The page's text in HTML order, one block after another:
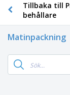
Tillbaka till
behållare
Matinpackning